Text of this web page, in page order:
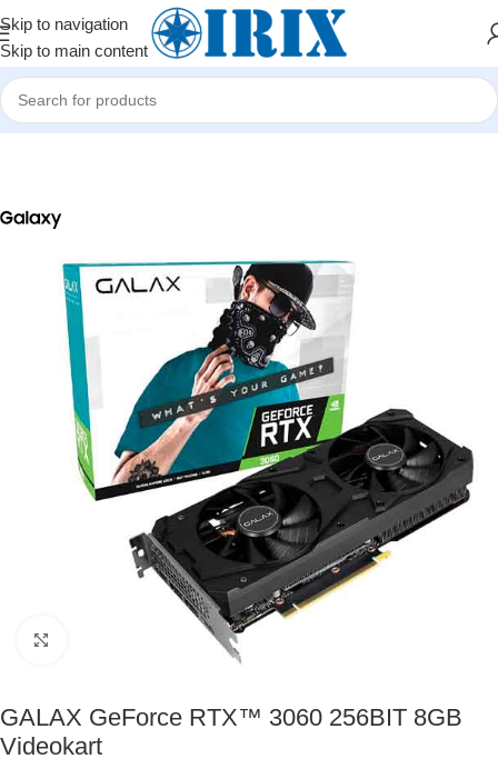
Skip to navigation
Skip to main content
Home/Shop/Kompüter hissələri/Video kartlar
GALAX GeForce RTX™ 3060 256BIT 8GB
Videokart